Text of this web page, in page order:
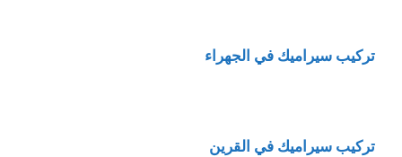
تركيب سيراميك في الجهراء
تركيب سيراميك في القرين